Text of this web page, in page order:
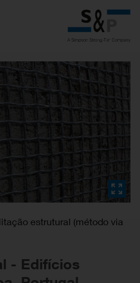
estrutural (método via
- Edifícios